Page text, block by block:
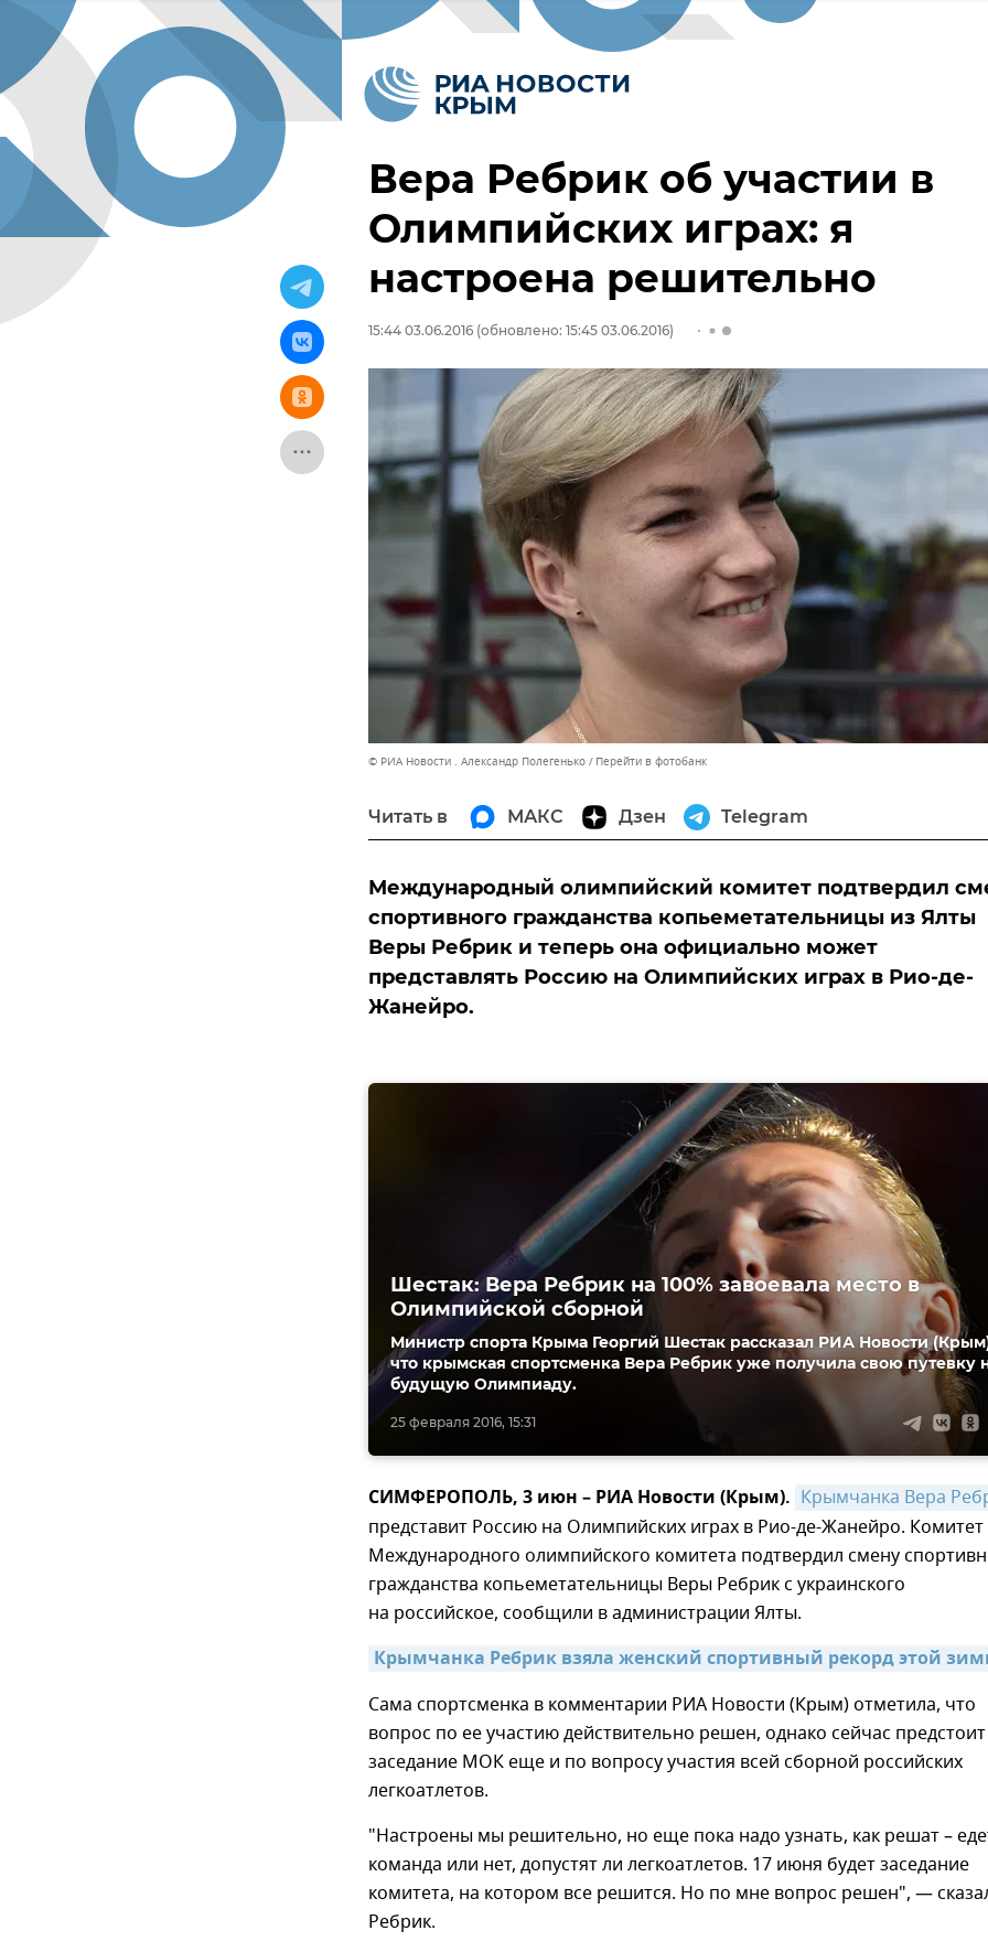
Вера Ребрик об участии в
Олимпийских играх: я
настроена решительно
15:44 03.06.2016 (обновлено: 15:45 03.06.2016)
© РИА Новости . Александр Полегенько Перейти в фотобанк
Читать в МАКС Дзен Telegram
Международный олимпийский комитет подтвердил
спортивного гражданства копьеметательницы из Ялты
Веры Ребрик и теперь она официально может
представлять Россию на Олимпийских играх в Рио-де-
Жанейро.
25 февраля 2016, 15:31
Шестак: Вера Ребрик на 100% завоевала место в
Олимпийской сборной
Министр спорта Крыма Георгий Шестак рассказал РИА Новости
что крымская спортсменка Вера Ребрик уже получила свою путевку
будущую Олимпиаду.
СИМФЕРОПОЛЬ, 3 июн – РИА Новости (Крым). Крымчанка Вера
представит Россию на Олимпийских играх в Рио-де-Жанейро. Комитет
Международного олимпийского комитета подтвердил смену
гражданства копьеметательницы Веры Ребрик с украинского
на российское, сообщили в администрации Ялты.
Крымчанка Ребрик взяла женский спортивный рекорд этой
Сама спортсменка в комментарии РИА Новости (Крым) отметила, что
вопрос по ее участию действительно решен, однако сейчас предстоит
заседание МОК еще и по вопросу участия всей сборной российских
легкоатлетов.
"Настроены мы решительно, но еще пока надо узнать, как решат –
команда или нет, допустят ли легкоатлетов. 17 июня будет заседание
комитета, на котором все решится. Но по мне вопрос решен", —
Ребрик.